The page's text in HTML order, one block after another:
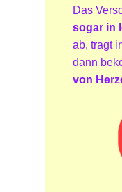
Das
sogar in
ab, tragt
dann
von